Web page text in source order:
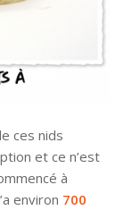
ces nids
et ce n’est
à
environ 700